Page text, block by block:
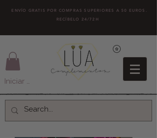
ENVÍO GRATIS POR COMPRAS SUPERIORES A 50 EUROS.
RECÍBELO 24/72H
Iniciar sesión